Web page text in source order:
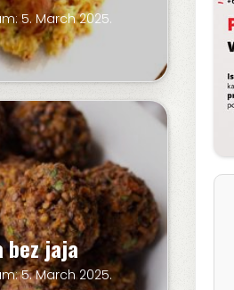
5. March 2025.
bez jaja
5. March 2025.